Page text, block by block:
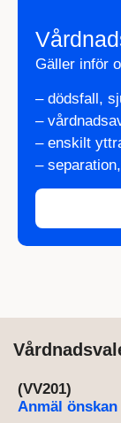
Gäller inför
– dödsfall,
–
– enskilt
–
(VV201)
Anmäl